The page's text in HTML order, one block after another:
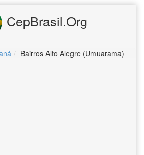
CepBrasil.Org
Bairros Alto Alegre (Umuarama)